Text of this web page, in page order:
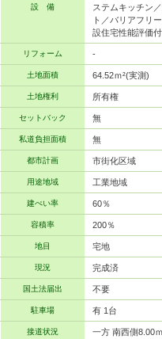
設 備
ステムキッチン
ト／バリアフリ
設住宅性能評価付
リフォーム -
土地面積 64.52ｍ²(実測)
土地権利 所有権
セットバック 無
私道負担面積 無
都市計画 市街化区域
用途地域 工業地域
建ぺい率 60％
容積率 200％
地目 宅地
現況 完成済
国土法届出 不要
駐車場 有 1台
接道状況 一方 南西側8.00